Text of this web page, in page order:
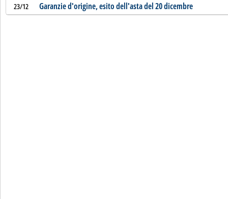
23/12 Garanzie d'origine, esito dell'asta del 20 dicembre